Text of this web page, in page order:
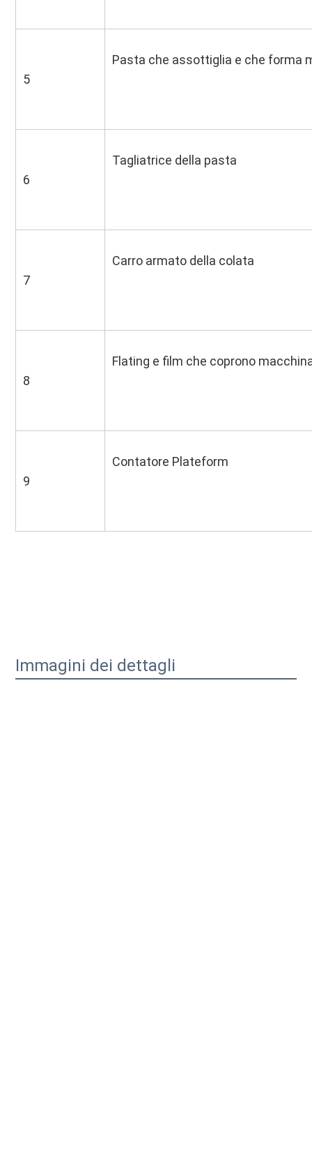
5
Pasta che assottiglia e che forma
6
Tagliatrice della pasta
7
Carro armato della colata
8
Flating e film che coprono
9
Contatore Plateform
Immagini dei dettagli